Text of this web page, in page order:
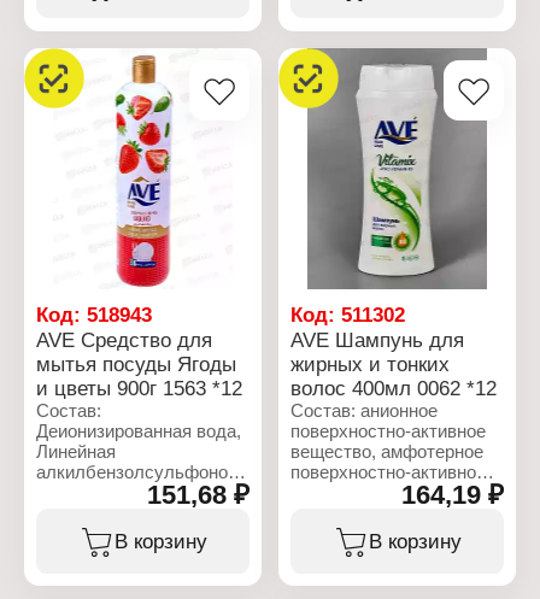
Тип товара: Средство
для мытья посуды
Название: "Яблоко и
Форма выпуска: гель
Объем: 900 мл
Тип товара: Средство
для мытья посуды
Название: "Яблоко и
Форма выпуска: гель
Объем: 3750 мл
Код: 518943
AVE Средство для
мытья посуды Ягоды
и цветы 900г 1563 *12
Состав:
Деионизированная вода,
Линейная
алкилбензолсульфоновая
кислота, Лауретсульфат
Кокамидопропилгидроксисульфобетаин,
Лаурамина оксид,
151,68 ₽
В корзину
Код:511302
AVE Шампунь для
жирных и тонких
волос 400мл 0062 *12
Состав: анионное
поверхностно-активное
вещество, амфотерное
поверхностно-активное
вещество, неионогенное
поверхностно-активное
вещество,
гидролизованный
164,19 ₽
В корзину